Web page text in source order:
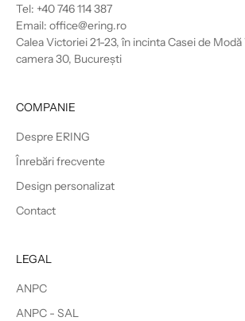
Tel: +40 746 114 387
Email: office@ering.ro
Calea Victoriei 21-23, în incinta Casei de Modă
camera 30, București
COMPANIE
Despre ERING
Înrebări frecvente
Design personalizat
Contact
LEGAL
ANPC
ANPC - SAL